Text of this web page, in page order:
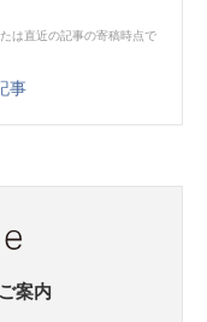
は直近の記事の寄稿時点で
事
案内